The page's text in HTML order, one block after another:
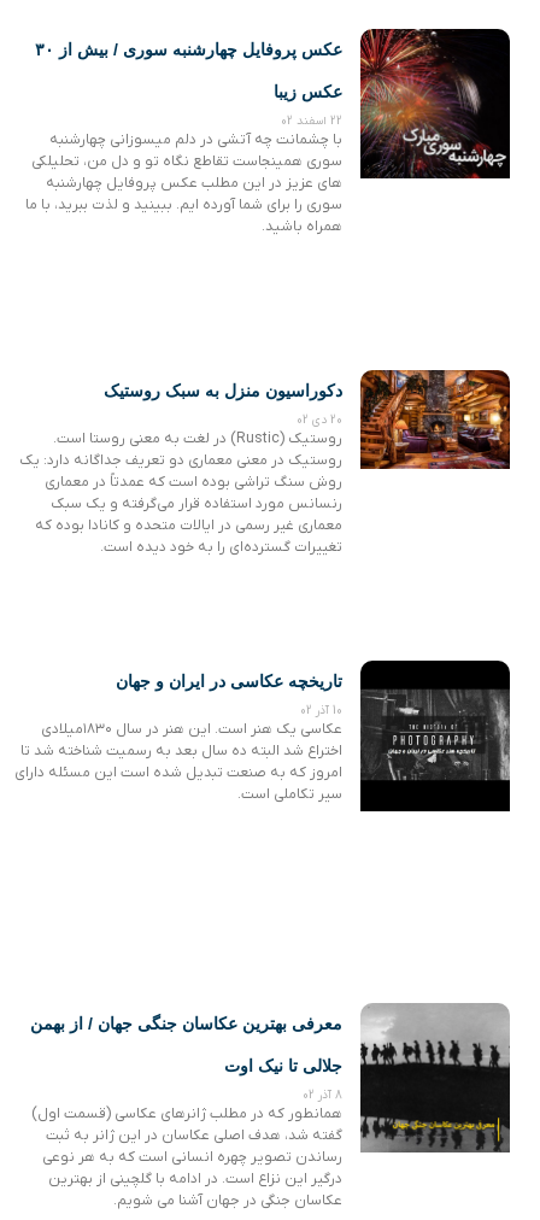
عکس پروفایل چهارشنبه سوری / بیش از ۳۰
عکس زیبا
22 اسفند 02
با چشمانت چه آتشی در دلم میسوزانی چهارشنبه
سوری همینجاست تقاطع نگاه تو و دل من، تحلیلکی
های عزیز در این مطلب عکس پروفایل چهارشنبه
سوری را برای شما آورده ایم. ببینید و لذت ببرید، با ما
همراه باشید.
دکوراسیون منزل به سبک روستیک
20 دی 02
روستیک (Rustic) در لغت به معنی روستا است.
روستیک در معنی معماری دو تعریف جداگانه دارد: یک
روش سنگ تراشی بوده است که عمدتاً در معماری
رنسانس مورد استفاده قرار می‌گرفته و یک سبک
معماری غیر رسمی در ایالات متحده و کانادا بوده که
تغییرات گسترده‌ای را به خود دیده است.
تاریخچه عکاسی در ایران و جهان
10 آذر 02
عکاسی یک هنر است. این هنر در سال ۱۸۳۰میلادی
اختراع شد البته ده سال بعد به رسمیت شناخته شد تا
امروز که به صنعت تبدیل شده است این مسئله دارای
سیر تکاملی است.
معرفی بهترین عکاسان جنگی جهان / از بهمن
جلالی تا نیک اوت
8 آذر 02
همانطور که در مطلب ژانرهای عکاسی (قسمت اول)
گفته شد، هدف اصلی عکاسان در این ژانر به ثبت
رساندن تصویر چهره انسانی است که به هر نوعی
درگیر این نزاع است. در ادامه با گلچینی از بهترین
عکاسان جنگی در جهان آشنا می شویم.